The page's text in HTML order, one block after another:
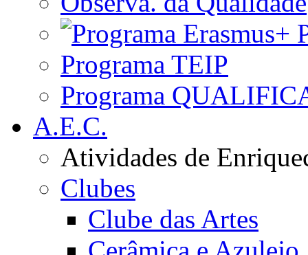
Programa TEIP
Programa
A.E.C.
Atividades de
Clubes
Clube das Artes